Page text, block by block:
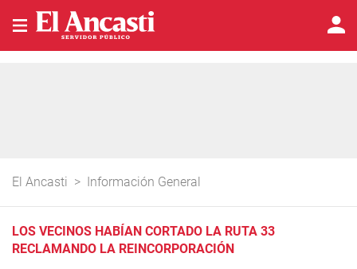
El Ancasti > Información General
LOS VECINOS HABÍAN CORTADO LA RUTA 33
RECLAMANDO LA REINCORPORACIÓN